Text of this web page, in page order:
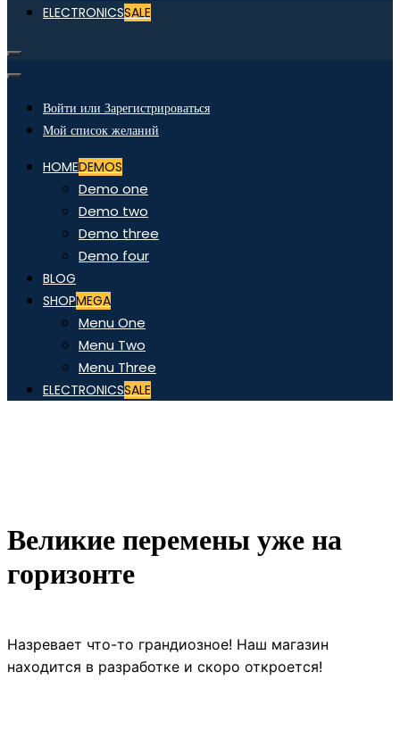
ELECTRONICSSALE
Войти или Зарегистрироваться
Мой список желаний
HOMEDEMOS
Demo one
Demo two
Demo three
Demo four
BLOG
SHOPMEGA
Menu One
Menu Two
Menu Three
ELECTRONICSSALE
Великие перемены уже на
горизонте
Назревает что-то грандиозное! Наш магазин
находится в разработке и скоро откроется!